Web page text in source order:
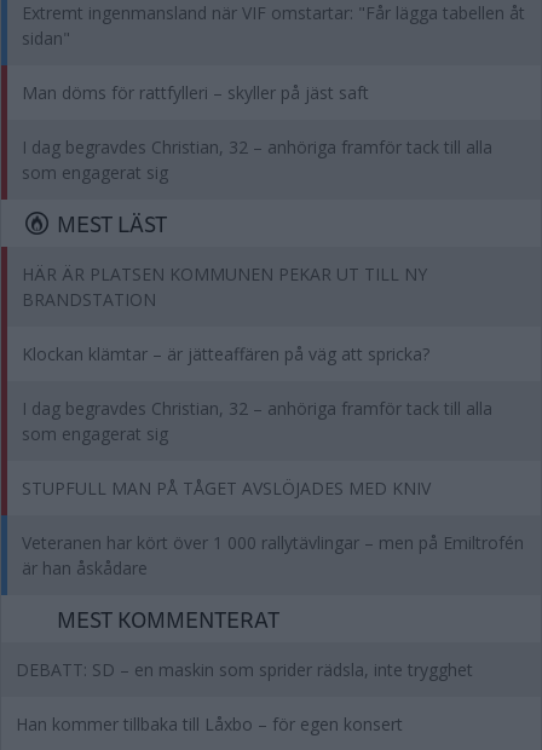
Extremt ingenmansland när VIF omstartar: "Får lägga tabellen åt
sidan"
Man döms för rattfylleri – skyller på jäst saft
I dag begravdes Christian, 32 – anhöriga framför tack till alla
som engagerat sig
MEST LÄST
HÄR ÄR PLATSEN KOMMUNEN PEKAR UT TILL NY
BRANDSTATION
Klockan klämtar – är jätteaffären på väg att spricka?
I dag begravdes Christian, 32 – anhöriga framför tack till alla
som engagerat sig
STUPFULL MAN PÅ TÅGET AVSLÖJADES MED KNIV
Veteranen har kört över 1 000 rallytävlingar – men på Emiltrofén
är han åskådare
MEST KOMMENTERAT
DEBATT: SD – en maskin som sprider rädsla, inte trygghet
Han kommer tillbaka till Låxbo – för egen konsert